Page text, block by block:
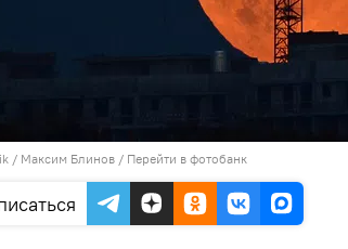
/ Максим Блинов / Перейти в фотобанк